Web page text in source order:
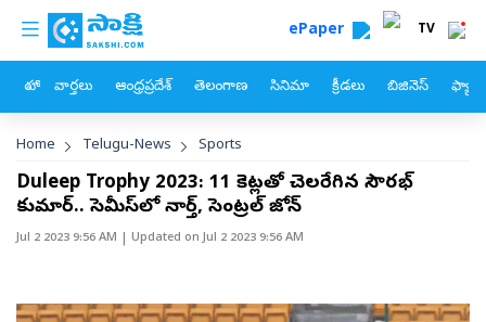
Skip to main content
custom menu ePaper TV
హోం వార్తలు ఆంధ్రప్రదేశ్ తెలంగాణ సినిమా క్రీడలు బిజినెస్
Breadcrumb
Home Telugu-News Sports
Duleep Trophy 2023: 11 వికెట్లతో చెలరేగిన సౌరభ్‌
కుమార్‌.. సెమీస్‌లో నార్త్, సెంట్రల్‌ జోన్‌
Jul 2 2023 9:56 AM | Updated onJul 2 2023 9:56 AM